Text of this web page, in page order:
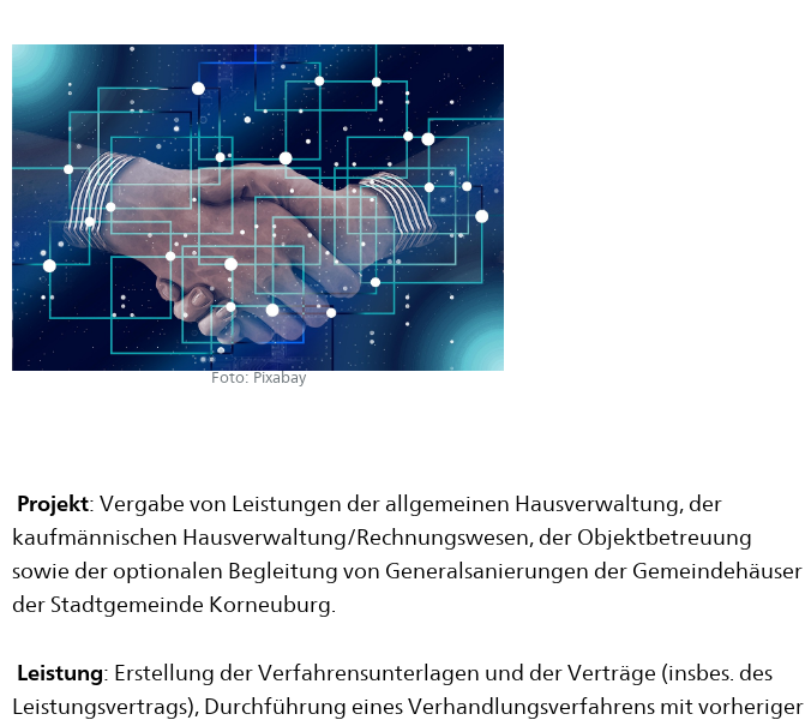
Foto: Pixabay
Projekt: Vergabe von Leistungen der allgemeinen Hausverwaltung, der
kaufmännischen Hausverwaltung/Rechnungswesen, der Objektbetreuung
sowie der optionalen Begleitung von Generalsanierungen der Gemeindehäuser
der Stadtgemeinde Korneuburg.
Leistung: Erstellung der Verfahrensunterlagen und der Verträge (insbes. des
Leistungsvertrags), Durchführung eines Verhandlungsverfahrens mit vorheriger